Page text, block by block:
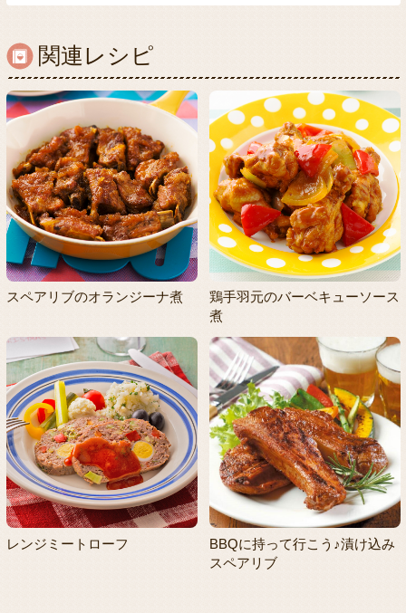
関連レシピ
スペアリブのオランジーナ煮
鶏手羽元のバーベキューソース
煮
レンジミートローフ
BBQに持って行こう♪漬け込み
スペアリブ